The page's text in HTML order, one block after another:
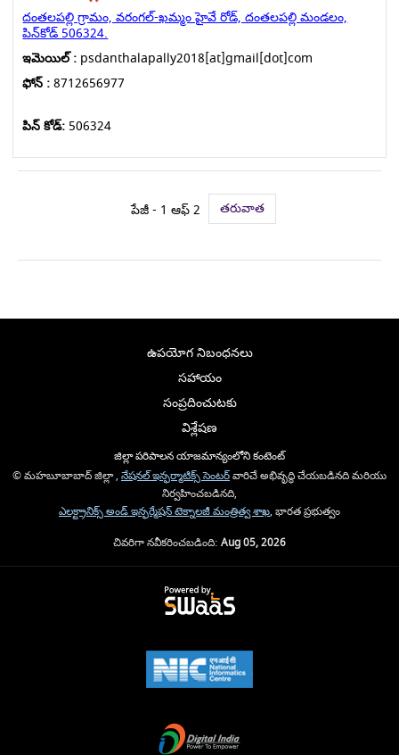
దంతలపల్లి గ్రామం, వరంగల్-ఖమ్మం హైవే రోడ్, దంతలపల్లి మండలం,
పిన్‌కోడ్ 506324.
ఇమెయిల్ : psdanthalapally2018[at]gmail[dot]com
ఫోన్ :8712656977
పిన్ కోడ్: 506324
పేజీ - 1 ఆఫ్ 2 తరువాత
ఉపయోగ నిబంధనలు
సహాయం
సంప్రదించుటకు
విశ్లేషణ
జిల్లా పరిపాలన యాజమాన్యంలోని కంటెంట్
© మహబూబాబాద్ జిల్లా , నేషనల్ ఇన్ఫర్మాటిక్స్ సెంటర్వారిచే అభివృద్ధి చేయబడినది మరియు
నిర్వహించబడినది,
ఎలక్ట్రానిక్స్ అండ్ ఇన్ఫర్మేషన్ టెక్నాలజీ మంత్రిత్వ శాఖ, భారత ప్రభుత్వం
చివరిగా నవీకరించబడింది: Aug 05, 2026